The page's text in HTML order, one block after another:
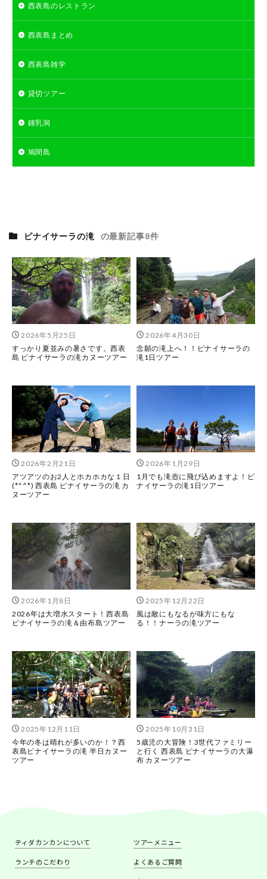
西表島のレストラン
西表島まとめ
西表島雑学
貸切ツアー
鍾乳洞
鳩間島
ピナイサーラの滝 の最新記事8件
2026年5月25日
すっかり夏並みの暑さです。西表
島 ピナイサーラの滝カヌーツアー
2026年4月30日
念願の滝上へ！！ピナイサーラの
滝1日ツアー
2026年2月21日
アツアツのお2人とホカホカな１日
(*^^*) 西表島 ピナイサーラの滝 カ
ヌーツアー
2026年1月29日
1月でも滝壺に飛び込めますよ！ピ
ナイサーラの滝1日ツアー
2026年1月8日
2026年は大増水スタート！西表島
ピナイサーラの滝＆由布島ツアー
2025年12月22日
風は敵にもなるが味方にもな
る！！ナーラの滝ツアー
2025年12月11日
今年の冬は晴れが多いのか！？西
表島ピナイサーラの滝 半日カヌー
ツアー
2025年10月31日
5歳児の大冒険！3世代ファミリー
と行く 西表島 ピナイサーラの大瀑
布 カヌーツアー
ティダカンカンについて ツアーメニュー
ランチのこだわり よくあるご質問